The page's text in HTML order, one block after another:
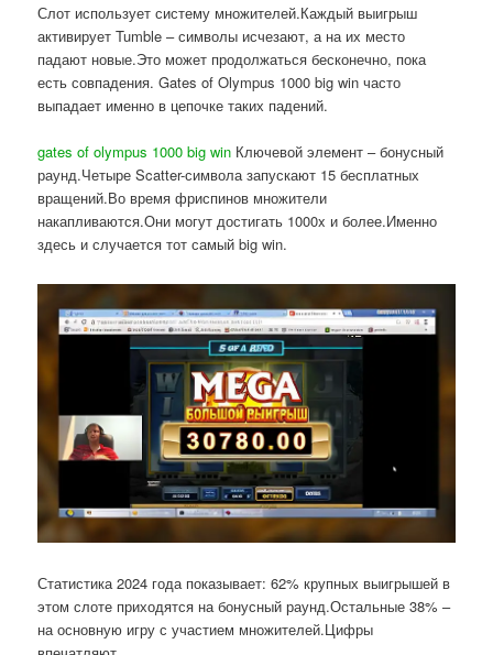
Слот использует систему множителей.Каждый выигрыш
активирует Tumble – символы исчезают, а на их место
падают новые.Это может продолжаться бесконечно, пока
есть совпадения. Gates of Olympus 1000 big win часто
выпадает именно в цепочке таких падений.
gates of olympus 1000 big win Ключевой элемент – бонусный
раунд.Четыре Scatter-символа запускают 15 бесплатных
вращений.Во время фриспинов множители
накапливаются.Они могут достигать 1000x и более.Именно
здесь и случается тот самый big win.
Статистика 2024 года показывает: 62% крупных выигрышей в
этом слоте приходятся на бонусный раунд.Остальные 38% –
на основную игру с участием множителей.Цифры